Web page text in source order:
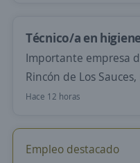
Técnico/a en
Importante empresa
Rincón de Los
Hace 12 horas
Empleo destacado